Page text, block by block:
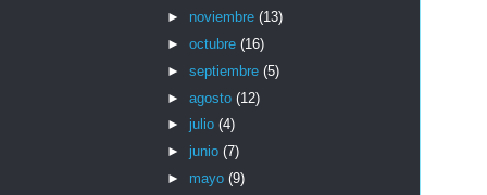
► noviembre (13)
► octubre (16)
► septiembre (5)
► agosto (12)
► julio (4)
► junio (7)
► mayo (9)